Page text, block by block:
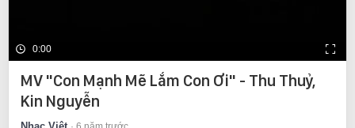
0:00
MV "Con Mạnh Mẽ Lắm Con Ơi" - Thu Thuỷ,
Kin Nguyễn